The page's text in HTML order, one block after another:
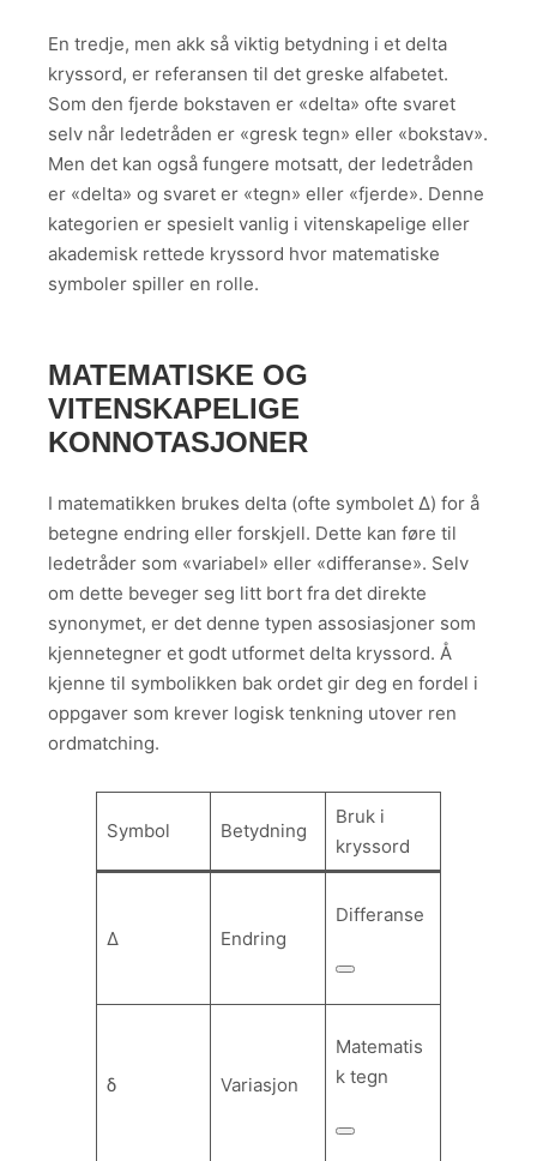
En tredje, men akk så viktig betydning i et delta
kryssord, er referansen til det greske alfabetet.
Som den fjerde bokstaven er «delta» ofte svaret
selv når ledetråden er «gresk tegn» eller «bokstav».
Men det kan også fungere motsatt, der ledetråden
er «delta» og svaret er «tegn» eller «fjerde». Denne
kategorien er spesielt vanlig i vitenskapelige eller
akademisk rettede kryssord hvor matematiske
symboler spiller en rolle.
MATEMATISKE OG
VITENSKAPELIGE
KONNOTASJONER
I matematikken brukes delta (ofte symbolet Δ) for å
betegne endring eller forskjell. Dette kan føre til
ledetråder som «variabel» eller «differanse». Selv
om dette beveger seg litt bort fra det direkte
synonymet, er det denne typen assosiasjoner som
kjennetegner et godt utformet delta kryssord. Å
kjenne til symbolikken bak ordet gir deg en fordel i
oppgaver som krever logisk tenkning utover ren
ordmatching.
Symbol Betydning
Bruk i
kryssord
Δ Endring
Differanse
δ Variasjon
Matematis
k tegn